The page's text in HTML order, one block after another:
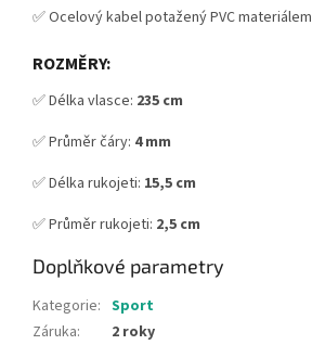
✅ Ocelový kabel potažený PVC materiálem
ROZMĚRY:
✅ Délka vlasce: 235 cm
✅ Průměr čáry: 4 mm
✅ Délka rukojeti: 15,5 cm
✅ Průměr rukojeti: 2,5 cm
Doplňkové parametry
Kategorie: Sport
Záruka:
2 roky